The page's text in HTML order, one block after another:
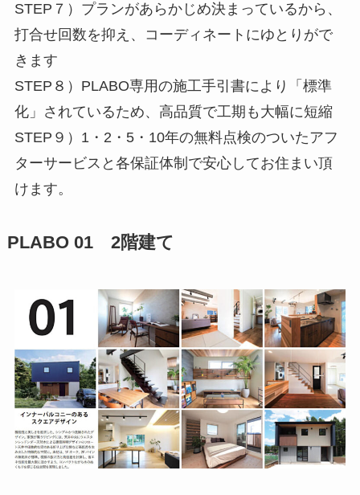
STEP７）プランがあらかじめ決まっているから、
打合せ回数を抑え、コーディネートにゆとりがで
きます
STEP８）PLABO専用の施工手引書により「標準
化」されているため、高品質で工期も大幅に短縮
STEP９）1・2・5・10年の無料点検のついたアフ
ターサービスと各保証体制で安心してお住まい頂
けます。
PLABO 01 2階建て